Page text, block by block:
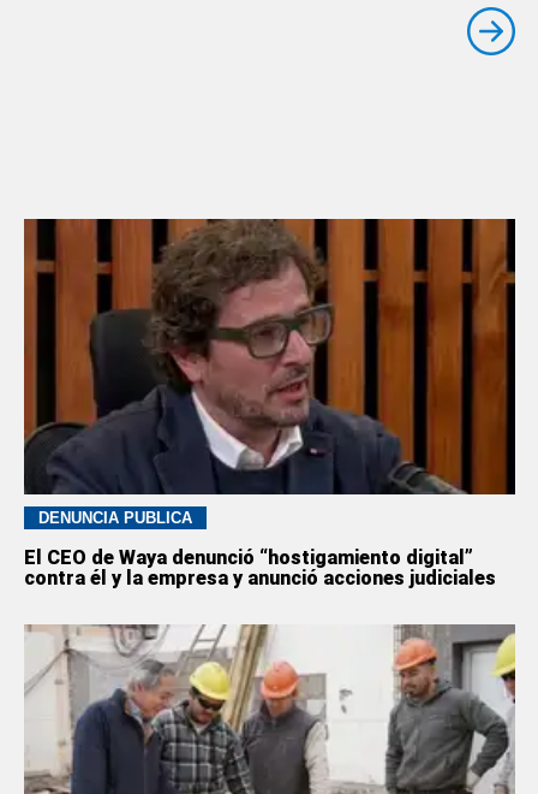
DENUNCIA PÚBLICA
El CEO de Waya denunció “hostigamiento digital”
contra él y la empresa y anunció acciones judiciales